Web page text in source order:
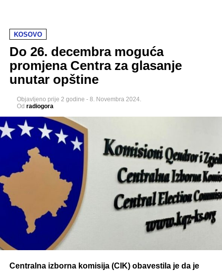
KOSOVO
Do 26. decembra moguća
promjena Centra za glasanje
unutar opštine
Objavljeno prije 2 godine - 8. Novembra 2024.
Od radiogora
Centralna izborna komisija (CIK) obavestila je da je